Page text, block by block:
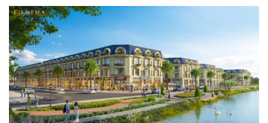
Văn hóa
Sân khấu - Điện ảnh
Văn học
Âm nhạc
Di sản
Giải trí
Nghệ sĩ
Thời trang
Sao Việt